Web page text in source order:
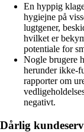
En hyppig
hygiejne på
lugtgener,
hvilket er
potentiale for
Nogle brugere
herunder ikke-
rapporter om
negativt.
Dårlig